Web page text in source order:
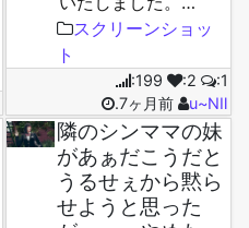
スクリーンショッ
ト
:199 :2
:1
.7ヶ月前
u~NⅡ
隣のシンママの妹
があぁだこうだと
うるせぇから黙ら
せようと思った